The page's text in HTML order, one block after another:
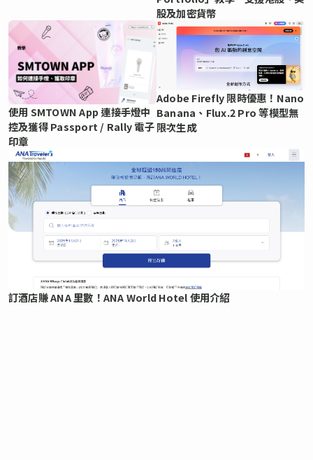
股及加密貨幣
使用 SMTOWN App 連接手燈中
控及獲得 Passport / Rally 電子
印章
Adobe Firefly 限時優惠！Nano
Banana、Flux.2 Pro 等模型無
限次生成
訂酒店賺 ANA 里數！ANA World Hotel 使用介紹